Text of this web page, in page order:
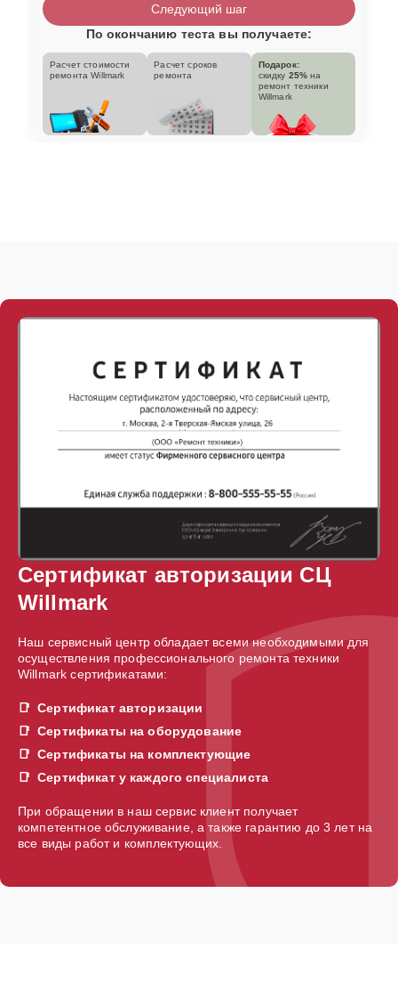
Следующий шаг
По окончанию теста вы получаете:
Расчет стоимости
ремонта Willmark
Расчет сроков
ремонта
Подарок:
скидку 25% на
ремонт техники
Willmark
Сертификат авторизации СЦ
Willmark
Наш сервисный центр обладает всеми необходимыми для
осуществления профессионального ремонта техники
Willmark сертификатами:
Сертификат авторизации
Сертификаты на оборудование
Сертификаты на комплектующие
Сертификат у каждого специалиста
При обращении в наш сервис клиент получает
компетентное обслуживание, а также гарантию до 3 лет на
все виды работ и комплектующих.